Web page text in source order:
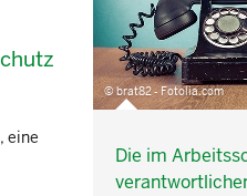
eine
© brat82 - Fotolia.com
Die im